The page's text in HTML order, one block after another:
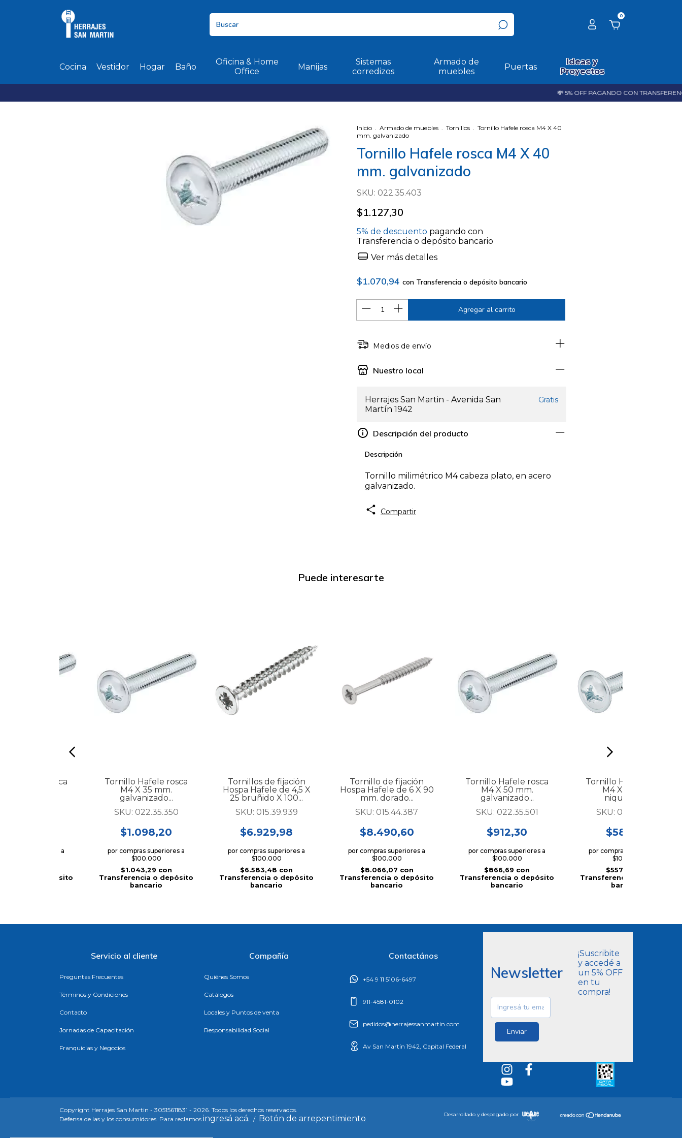
0
Cocina Vestidor Hogar Baño
Oficina & Home
Office
Manijas
Sistemas
corredizos
Armado de
muebles
Puertas
Ideas y
Proyectos
💸 5% OFF PAGANDO CON
Inicio . Armado de muebles . Tornillos . Tornillo Hafele rosca M4 X 40
mm. galvanizado
Tornillo Hafele rosca M4 X 40
mm. galvanizado
SKU: 022.35.403
$1.127,30
5% de descuento pagando con
Transferencia o depósito bancario
Ver más detalles
$1.070,94 con Transferencia o depósito bancario
Medios de envío
Nuestro local
Herrajes San Martin - Avenida San
Martín 1942
Gratis
Descripción del producto
Descripción
Tornillo milimétrico M4 cabeza plato, en acero
galvanizado.
Compartir
Puede interesarte
Hafele rosca
superiores a
o depósito
Tornillo Hafele rosca
M4 X 35 mm.
galvanizado...
SKU: 022.35.350
$1.098,20
por compras superiores a
$100.000
$1.043,29 con
Transferencia o depósito
bancario
Tornillos de fijación
Hospa Hafele de 4,5 X
25 bruñido X 100...
SKU: 015.39.939
$6.929,98
por compras superiores a
$100.000
$6.583,48 con
Transferencia o depósito
bancario
Tornillo de fijación
Hospa Hafele de 6 X 90
mm. dorado...
SKU: 015.44.387
$8.490,60
por compras superiores a
$100.000
$8.066,07 con
Transferencia o depósito
bancario
Tornillo Hafele rosca
M4 X 50 mm.
galvanizado...
SKU: 022.35.501
$912,30
por compras superiores a
$100.000
$866,69 con
Transferencia o depósito
bancario
Tornillo Hafele rosca
M4 X 12 mm.
niquelado...
SKU: 022.35.127
$586,90
por compras superiores a
$100.000
$557,56
Transferencia o depósito
bancario
Servicio al cliente
Preguntas Frecuentes
Términos y Condiciones
Contacto
Jornadas de Capacitación
Franquicias y Negocios
Compañía
Quiénes Somos
Catálogos
Locales y Puntos de venta
Responsabilidad Social
Contactános
+54 9 11 5106-6497
911-4581-0102
pedidos@herrajessanmartin.com
Av San Martín 1942, Capital Federal
Newsletter
¡Suscribite
y accedé a
un 5% OFF
en tu
compra!
Copyright Herrajes San Martin - 30515611831 - 2026. Todos los derechos reservados.
Defensa de las y los consumidores. Para reclamos ingresá acá. / Botón de arrepentimiento Desarrollado y despegado por